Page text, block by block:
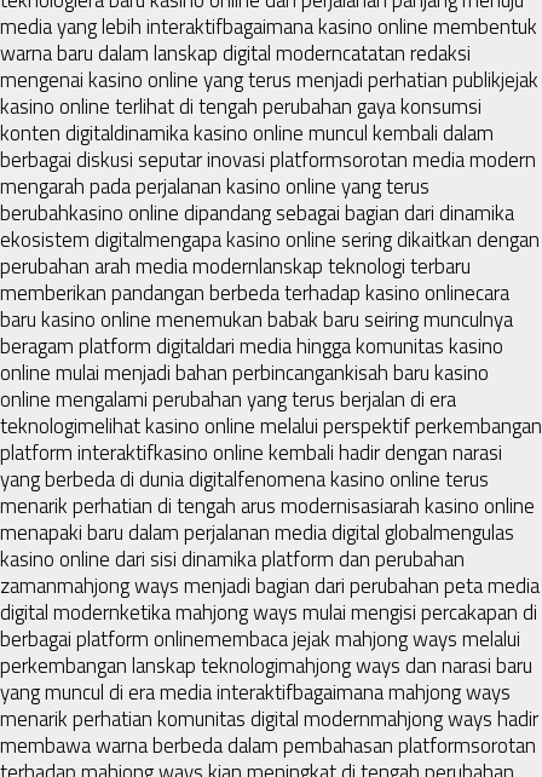
media yang lebih interaktifbagaimana kasino online membentuk
warna baru dalam lanskap digital moderncatatan redaksi
mengenai kasino online yang terus menjadi perhatian publikjejak
kasino online terlihat di tengah perubahan gaya konsumsi
konten digitaldinamika kasino online muncul kembali dalam
berbagai diskusi seputar inovasi platformsorotan media modern
mengarah pada perjalanan kasino online yang terus
berubahkasino online dipandang sebagai bagian dari dinamika
ekosistem digitalmengapa kasino online sering dikaitkan dengan
perubahan arah media modernlanskap teknologi terbaru
memberikan pandangan berbeda terhadap kasino onlinecara
baru kasino online menemukan babak baru seiring munculnya
beragam platform digitaldari media hingga komunitas kasino
online mulai menjadi bahan perbincangankisah baru kasino
online mengalami perubahan yang terus berjalan di era
teknologimelihat kasino online melalui perspektif perkembangan
platform interaktifkasino online kembali hadir dengan narasi
yang berbeda di dunia digitalfenomena kasino online terus
menarik perhatian di tengah arus modernisasiarah kasino online
menapaki baru dalam perjalanan media digital globalmengulas
kasino online dari sisi dinamika platform dan perubahan
zamanmahjong ways menjadi bagian dari perubahan peta media
digital modernketika mahjong ways mulai mengisi percakapan di
berbagai platform onlinemembaca jejak mahjong ways melalui
perkembangan lanskap teknologimahjong ways dan narasi baru
yang muncul di era media interaktifbagaimana mahjong ways
menarik perhatian komunitas digital modernmahjong ways hadir
membawa warna berbeda dalam pembahasan platformsorotan